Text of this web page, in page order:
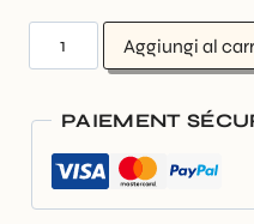
Aggiungi al
PAIEMENT